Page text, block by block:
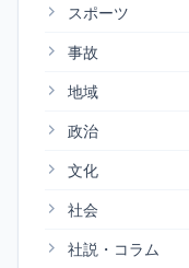
スポーツ
事故
地域
政治
文化
社会
社説・コラム